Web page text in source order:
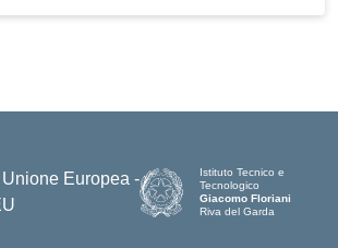
Istituto Tecnico e
Tecnologico
Giacomo Floriani
Riva del Garda